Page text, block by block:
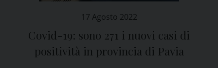
17 Agosto 2022
Covid-19: sono 271 i nuovi casi di
positività in provincia di Pavia